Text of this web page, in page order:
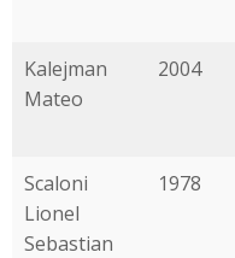
Kalejman
Mateo
2004
Scaloni
Lionel
Sebastian
1978